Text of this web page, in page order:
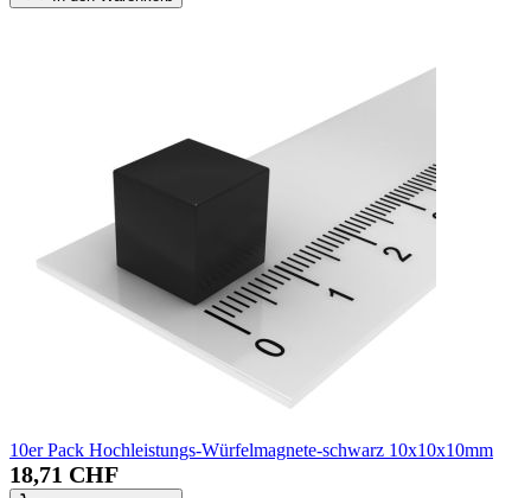
10er Pack Hochleistungs-Würfelmagnete-schwarz 10x10x10mm
18,71 CHF